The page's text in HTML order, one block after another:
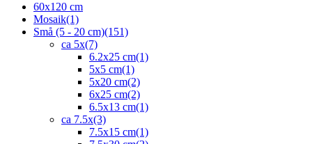
60x120 cm
Mosaik(1)
Små (5 - 20 cm)(151)
ca 5x(7)
6.2x25 cm(1)
5x5 cm(1)
5x20 cm(2)
6x25 cm(2)
6.5x13 cm(1)
ca 7.5x(3)
7.5x15 cm(1)